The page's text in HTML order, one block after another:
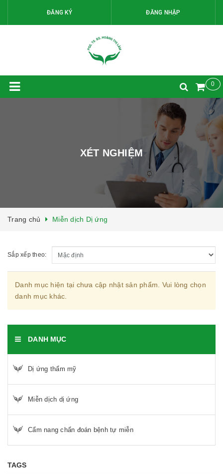
ĐĂNG KÝ ĐĂNG NHẬP
0
XÉT NGHIỆM
Trang chủ Miễn dịch Dị ứng
Sắp xếp theo:
Danh mục hiện tại chưa cập nhật sản phẩm. Vui lòng chọn
danh mục khác.
DANH MỤC
Dị ứng thẩm mỹ
Miễn dịch dị ứng
Cẩm nang chẩn đoán bệnh tự miễn
TAGS